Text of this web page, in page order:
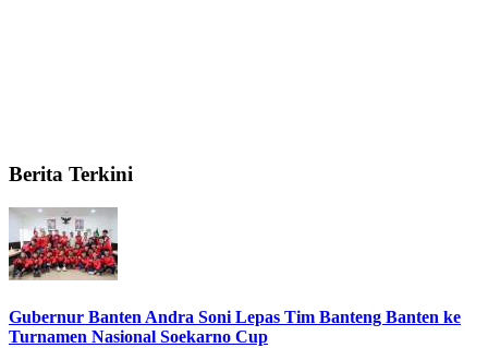
Berita Terkini
Gubernur Banten Andra Soni Lepas Tim Banteng Banten ke
Turnamen Nasional Soekarno Cup